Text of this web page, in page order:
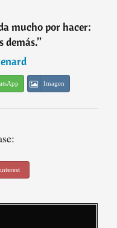
mucho por hacer:
demás.”
Imagen